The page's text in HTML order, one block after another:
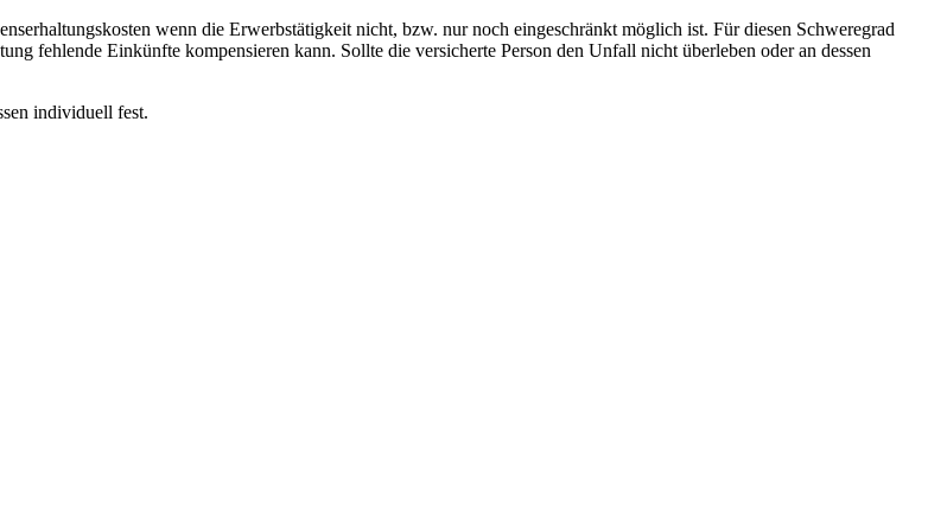
wenn die Erwerbstätigkeit nicht, bzw. nur noch eingeschränkt möglich ist. Für diesen Schweregrad
fehlende Einkünfte kompensieren kann. Sollte die versicherte Person den Unfall nicht überleben oder an dessen
individuell fest.